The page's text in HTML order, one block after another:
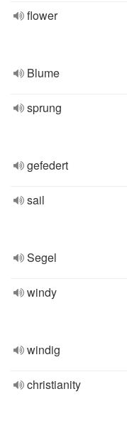
flower
Blume
sprung
gefedert
sail
Segel
windy
windig
christianity